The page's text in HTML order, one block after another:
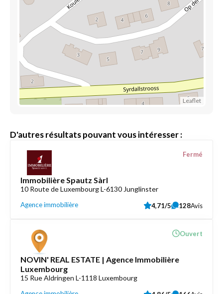
Leaflet
D'autres résultats pouvant vous intéresser :
Immobilière Spautz Sàrl
10 Route de Luxembourg L-6130 Junglinster
Agence immobilière
Fermé
4,71/5 128Avis
NOVIN' REAL ESTATE | Agence Immobilière
Luxembourg
15 Rue Aldringen L-1118 Luxembourg
Ouvert